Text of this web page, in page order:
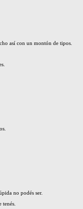
así con un montón de tipos.
no podés ser.